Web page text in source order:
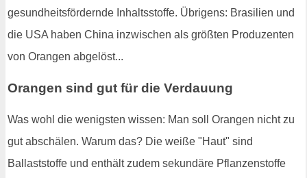
gesundheitsfördernde Inhaltsstoffe. Übrigens: Brasilien und
die USA haben China inzwischen als größten Produzenten
von Orangen abgelöst...
Orangen sind gut für die Verdauung
Was wohl die wenigsten wissen: Man soll Orangen nicht zu
gut abschälen. Warum das? Die weiße "Haut" sind
Ballaststoffe und enthält zudem sekundäre Pflanzenstoffe